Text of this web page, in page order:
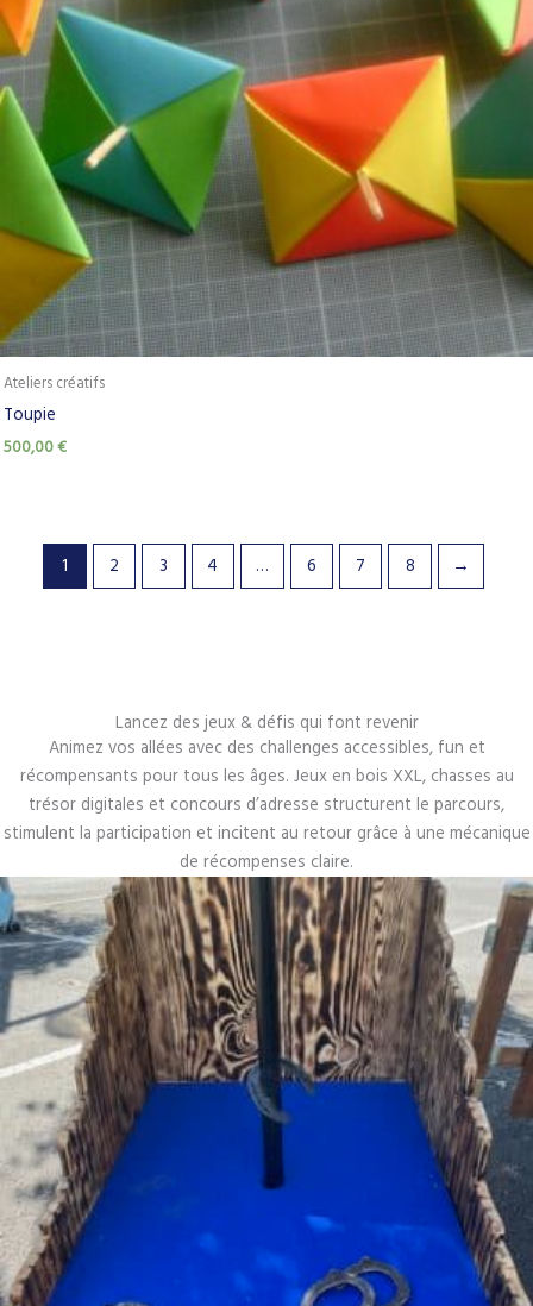
Ateliers créatifs
Toupie
500,00€
1 2 3 4 … 6 7 8 →
Lancez des jeux & défis qui font revenir
Animez vos allées avec des challenges accessibles, fun et
récompensants pour tous les âges. Jeux en bois XXL, chasses au
trésor digitales et concours d’adresse structurent le parcours,
stimulent la participation et incitent au retour grâce à une mécanique
de récompenses claire.